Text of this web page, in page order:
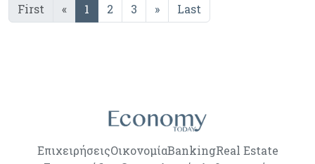
First « 1 2 3 » Last
ΕπιχειρήσειςΟικονομίαBankingReal Estate